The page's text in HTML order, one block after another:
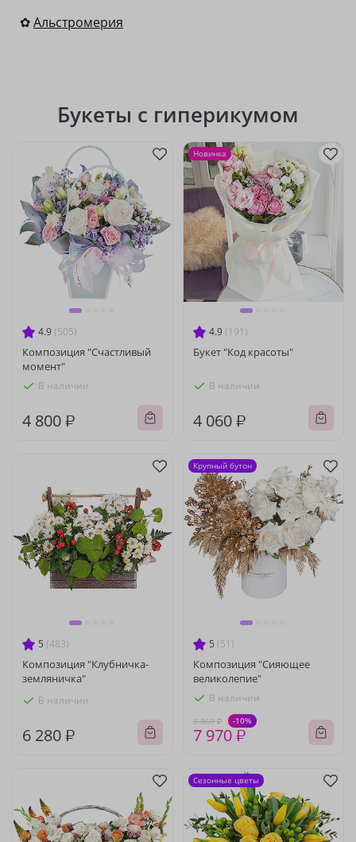
✿Альстромерия
Букеты с гиперикумом
4.9 (505)
Композиция "Счастливый
момент"
В наличии
4 800 ₽
4.9 (191)
Букет "Код красоты"
В наличии
4 060 ₽
Новинка
5 (483)
Композиция "Клубничка-
земляничка"
В наличии
6 280 ₽
5 (51)
Композиция "Сияющее
великолепие"
В наличии
8 860 ₽ -10%
7 970 ₽
Крупный бутон
Сезонные цветы